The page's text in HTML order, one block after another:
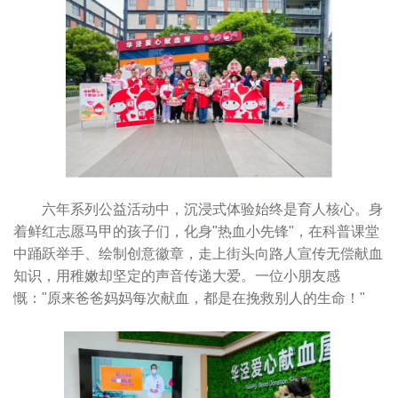
六年系列公益活动中，沉浸式体验始终是育人核心。身
着鲜红志愿马甲的孩子们，化身"热血小先锋"，在科普课堂
中踊跃举手、绘制创意徽章，走上街头向路人宣传无偿献血
知识，用稚嫩却坚定的声音传递大爱。一位小朋友感
慨："原来爸爸妈妈每次献血，都是在挽救别人的生命！"